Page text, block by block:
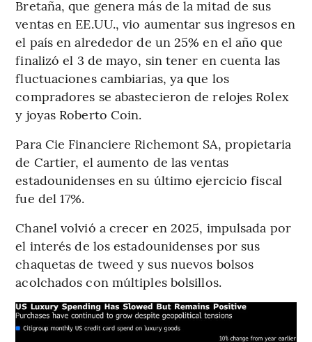
Bretaña, que genera más de la mitad de sus
ventas en EE.UU., vio aumentar sus ingresos en
el país en alrededor de un 25% en el año que
finalizó el 3 de mayo, sin tener en cuenta las
fluctuaciones cambiarias, ya que los
compradores se abastecieron de relojes Rolex
y joyas Roberto Coin.
Para Cie Financiere Richemont SA, propietaria
de Cartier, el aumento de las ventas
estadounidenses en su último ejercicio fiscal
fue del 17%.
Chanel volvió a crecer en 2025, impulsada por
el interés de los estadounidenses por sus
chaquetas de tweed y sus nuevos bolsos
acolchados con múltiples bolsillos.